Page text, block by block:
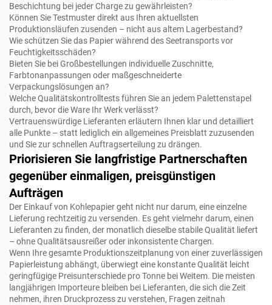
Beschichtung bei jeder Charge zu gewährleisten?
Können Sie Testmuster direkt aus Ihren aktuellsten
Produktionsläufen zusenden – nicht aus altem Lagerbestand?
Wie schützen Sie das Papier während des Seetransports vor
Feuchtigkeitsschäden?
Bieten Sie bei Großbestellungen individuelle Zuschnitte,
Farbtonanpassungen oder maßgeschneiderte
Verpackungslösungen an?
Welche Qualitätskontrolltests führen Sie an jedem Palettenstapel
durch, bevor die Ware Ihr Werk verlässt?
Vertrauenswürdige Lieferanten erläutern Ihnen klar und detailliert
alle Punkte – statt lediglich ein allgemeines Preisblatt zuzusenden
und Sie zur schnellen Auftragserteilung zu drängen.
Priorisieren Sie langfristige Partnerschaften
gegenüber einmaligen, preisgünstigen
Aufträgen
Der Einkauf von Kohlepapier geht nicht nur darum, eine einzelne
Lieferung rechtzeitig zu versenden. Es geht vielmehr darum, einen
Lieferanten zu finden, der monatlich dieselbe stabile Qualität liefert
– ohne Qualitätsausreißer oder inkonsistente Chargen.
Wenn Ihre gesamte Produktionszeitplanung von einer zuverlässigen
Papierleistung abhängt, überwiegt eine konstante Qualität leicht
geringfügige Preisunterschiede pro Tonne bei Weitem. Die meisten
langjährigen Importeure bleiben bei Lieferanten, die sich die Zeit
nehmen, ihren Druckprozess zu verstehen, Fragen zeitnah